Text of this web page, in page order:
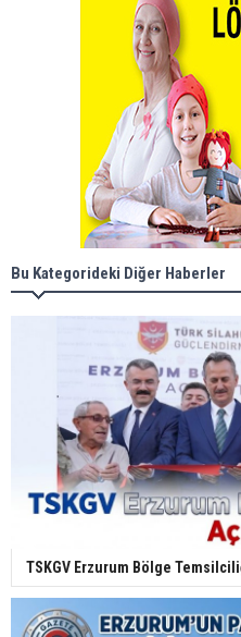
Bu Kategorideki Diğer Haberler
TSKGV Erzurum Bölge